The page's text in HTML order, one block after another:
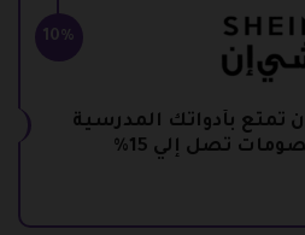
10%
بأدواتك المدرسية
تصل إلي 15%